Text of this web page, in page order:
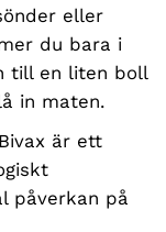
eller
du bara i
till en liten boll
in maten.
är ett
påverkan på